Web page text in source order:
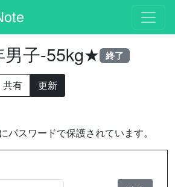
男子-55kg★ 終了
共有 更新
パスワードで保護されています。